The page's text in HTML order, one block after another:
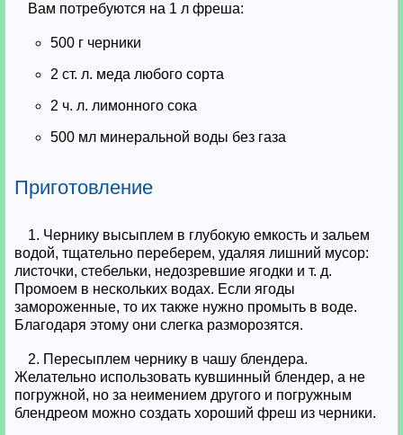
Вам потребуются на 1 л фреша:
500 г черники
2 ст. л. меда любого сорта
2 ч. л. лимонного сока
500 мл минеральной воды без газа
Приготовление
1. Чернику высыплем в глубокую емкость и зальем
водой, тщательно переберем, удаляя лишний мусор:
листочки, стебельки, недозревшие ягодки и т. д.
Промоем в нескольких водах. Если ягоды
замороженные, то их также нужно промыть в воде.
Благодаря этому они слегка разморозятся.
2. Пересыплем чернику в чашу блендера.
Желательно использовать кувшинный блендер, а не
погружной, но за неимением другого и погружным
блендреом можно создать хороший фреш из черники.